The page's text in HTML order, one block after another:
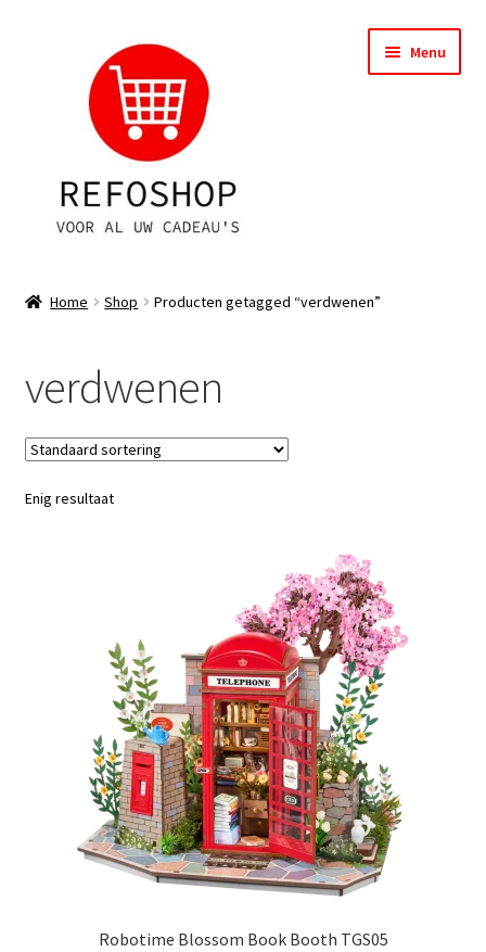
navigatie
Menu
Assortiment
Account
Nieuws
Home Shop Producten getagged “verdwenen”
verdwenen
Enig resultaat
Robotime Blossom Book Booth TGS05